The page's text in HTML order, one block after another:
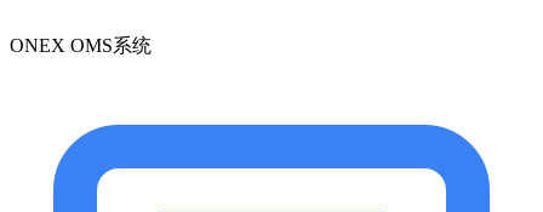
ONEX OMS系统